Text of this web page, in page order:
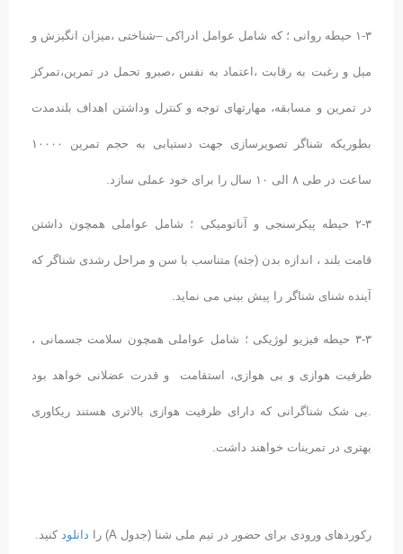
۱-۳ حیطه روانی ؛ که شامل عوامل ادراکی –شناختی ،میزان انگیزش و
میل و رغبت به رقابت ،اعتماد به نفس ،صبرو تحمل در تمرین،تمرکز
در تمرین و مسابقه، مهارتهای توجه و کنترل وداشتن اهداف بلندمدت
بطوریکه شناگر تصویرسازی جهت دستیابی به حجم تمرین ۱۰۰۰۰
ساعت در طی ۸ الی ۱۰ سال را برای خود عملی سازد.
۲-۳ حیطه پیکرسنجی و آناتومیکی ؛ شامل عواملی همچون داشتن
قامت بلند ، اندازه بدن (جثه) متناسب با سن و مراحل رشدی شناگر که
آینده شنای شناگر را پیش بینی می نماید.
۳-۳ حیطه فیزیو لوژیکی ؛ شامل عواملی همچون سلامت جسمانی ،
ظرفیت هوازی و بی هوازی، استقامت و قدرت عضلانی خواهد بود
.بی شک شناگرانی که دارای ظرفیت هوازی بالاتری هستند ریکاوری
بهتری در تمرینات خواهند داشت.
رکوردهای ورودی برای حضور در تیم ملی شنا (جدول A) را دانلودکنید.